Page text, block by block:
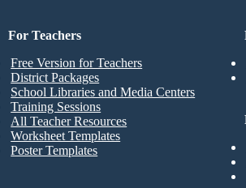
For Teachers
Free Version for Teachers
District Packages
School Libraries and Media Centers
Training Sessions
All Teacher Resources
Worksheet Templates
Poster Templates